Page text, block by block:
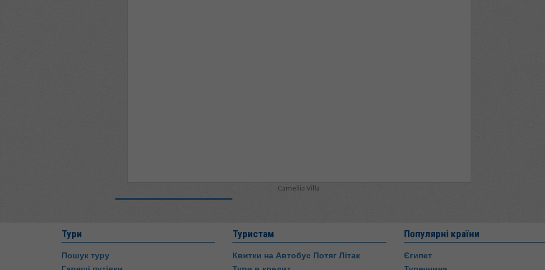
Camellia Villa
Тури
Пошук туру
Туристам
Квитки на Автобус Потяг Літак
Популярні країни
Єгипет